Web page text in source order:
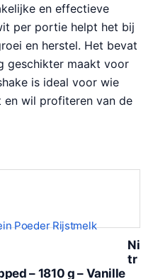
en effectieve
per portie helpt het bij
en herstel. Het bevat
geschikter maakt voor
is ideal voor wie
en wil profiteren van de
Poeder Rijstmelk
Ni
tr
– 1810 g – Vanille